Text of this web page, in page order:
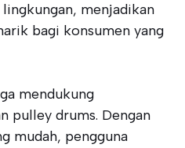
menjadikan
bagi konsumen yang
mendukung
pulley drums. Dengan
mudah, pengguna